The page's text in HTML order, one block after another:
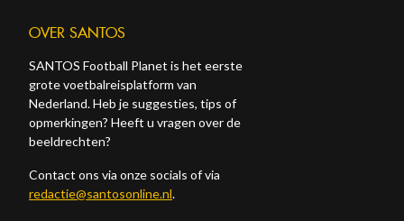
OVER SANTOS
SANTOS Football Planet is het eerste
grote voetbalreisplatform van
Nederland. Heb je suggesties, tips of
opmerkingen? Heeft u vragen over de
beeldrechten?
Contact ons via onze socials of via
redactie@santosonline.nl.